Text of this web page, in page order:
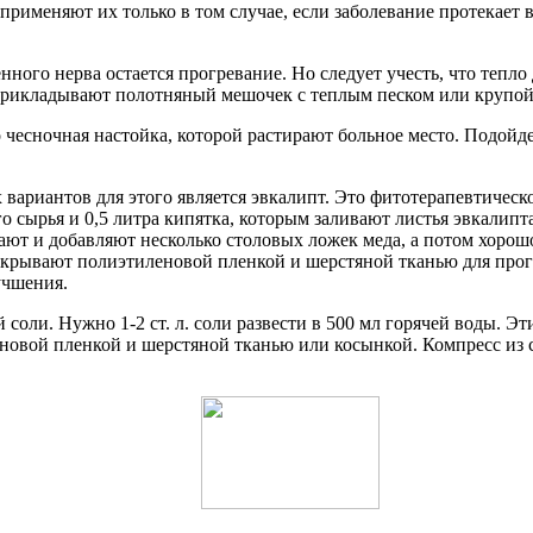
их только в том случае, если заболевание
нерва остается прогревание. Но следует учесть, что
полотняный мешочек с теплым песком или
настойка, которой растирают больное место.
для этого является эвкалипт. Это
сырья и 0,5 литра кипятка, которым заливают листья
и добавляют несколько столовых ложек меда, а потом
полиэтиленовой пленкой и шерстяной тканью для
Нужно 1-2 ст. л. соли развести в 500 мл горячей воды.
пленкой и шерстяной тканью или косынкой. Компресс